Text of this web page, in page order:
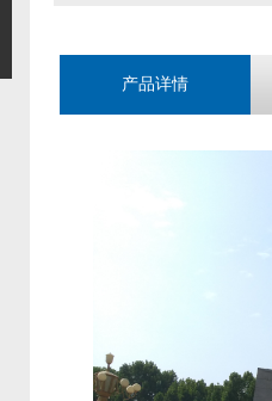
产品详情